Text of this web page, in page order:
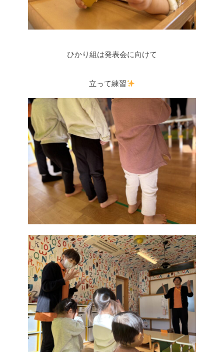
ひかり組は発表会に向けて
立って練習